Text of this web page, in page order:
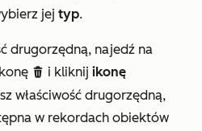
jej typ.
drugorzędną, najedź na
delete i kliknij ikonę
właściwość drugorzędną,
w rekordach obiektów